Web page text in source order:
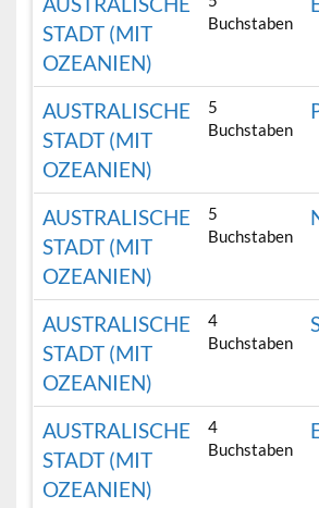
STADT (MIT
OZEANIEN)
Buchstaben
AUSTRALISCHE
STADT (MIT
OZEANIEN)
5
Buchstaben
AUSTRALISCHE
STADT (MIT
OZEANIEN)
5
Buchstaben
AUSTRALISCHE
STADT (MIT
OZEANIEN)
4
Buchstaben
AUSTRALISCHE
STADT (MIT
OZEANIEN)
4
Buchstaben